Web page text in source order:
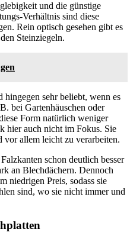
und die günstige
Verhältnis sind diese
Rein optisch gesehen gibt es
Steinziegeln.
sehr beliebt, wenn es
bei Gartenhäuschen oder
Form natürlich weniger
hier auch nicht im Fokus. Sie
vor allem leicht zu verarbeiten.
schon deutlich besser
an Blechdächern. Dennoch
niedrigen Preis, sodass sie
sind, wo sie nicht immer und